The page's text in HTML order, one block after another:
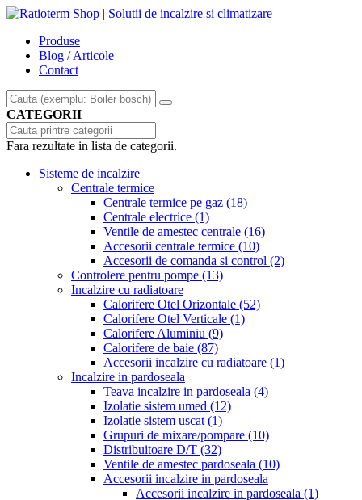
Produse
Blog / Articole
Contact
CATEGORII
Fara rezultate in lista de categorii.
Sisteme de incalzire
Centrale termice
Centrale termice pe gaz (18)
Centrale electrice (1)
Ventile de amestec centrale (16)
Accesorii centrale termice (10)
Accesorii de comanda si control (2)
Controlere pentru pompe (13)
Incalzire cu radiatoare
Calorifere Otel Orizontale (52)
Calorifere Otel Verticale (1)
Calorifere Aluminiu (9)
Calorifere de baie (87)
Accesorii incalzire cu radiatoare (1)
Incalzire in pardoseala
Teava incalzire in pardoseala (4)
Izolatie sistem umed (12)
Izolatie sistem uscat (1)
Grupuri de mixare/pompare (10)
Distribuitoare D/T (32)
Ventile de amestec pardoseala (10)
Accesorii incalzire in pardoseala
Accesorii incalzire in pardoseala (1)